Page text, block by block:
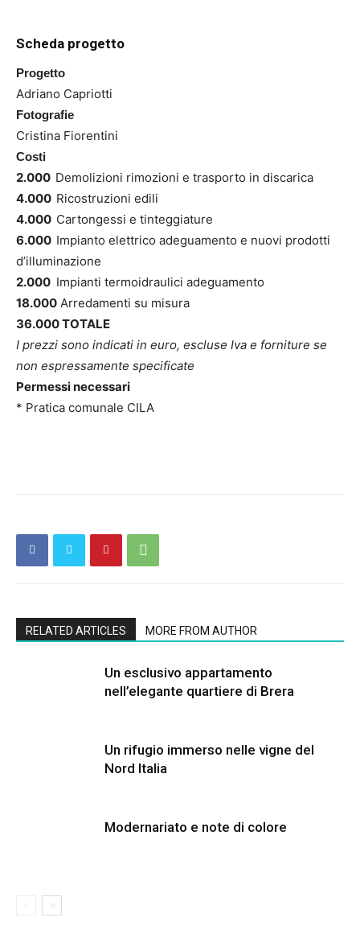
Scheda progetto
Progetto
Adriano Capriotti
Fotografie
Cristina Fiorentini
Costi
2.000 Demolizioni rimozioni e trasporto in discarica
4.000 Ricostruzioni edili
4.000 Cartongessi e tinteggiature
6.000 Impianto elettrico adeguamento e nuovi prodotti
d’illuminazione
2.000 Impianti termoidraulici adeguamento
18.000 Arredamenti su misura
36.000 TOTALE
I prezzi sono indicati in euro, escluse Iva e forniture se
non espressamente specificate
Permessi necessari
* Pratica comunale CILA
RELATED ARTICLES MORE FROM AUTHOR
Un esclusivo appartamento
nell’elegante quartiere di Brera
Un rifugio immerso nelle vigne del
Nord Italia
Modernariato e note di colore